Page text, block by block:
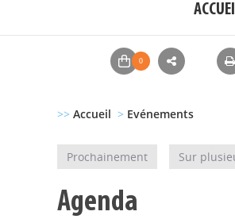
>> Accueil > Evénements
Prochainement Sur
Agenda